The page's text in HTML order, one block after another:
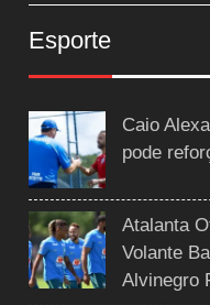
Esporte
Caio
pode
Atalanta
Volante
Alvinegro